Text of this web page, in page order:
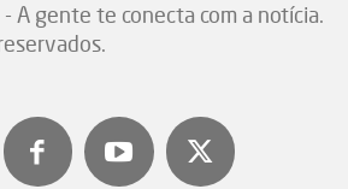
A gente te conecta com a notícia.